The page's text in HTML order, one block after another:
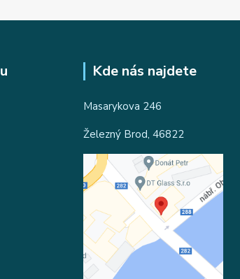
Kde nás najdete
Masarykova 246
Železný Brod, 46822